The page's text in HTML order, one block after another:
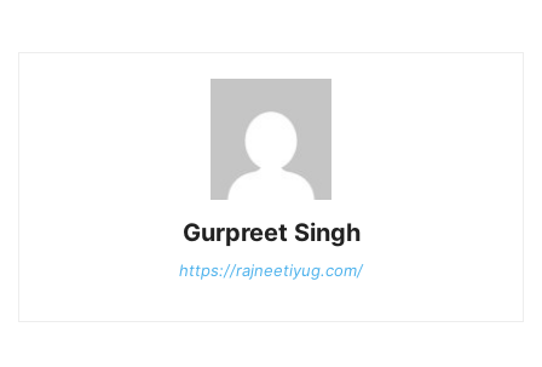
Gurpreet Singh
https://rajneetiyug.com/